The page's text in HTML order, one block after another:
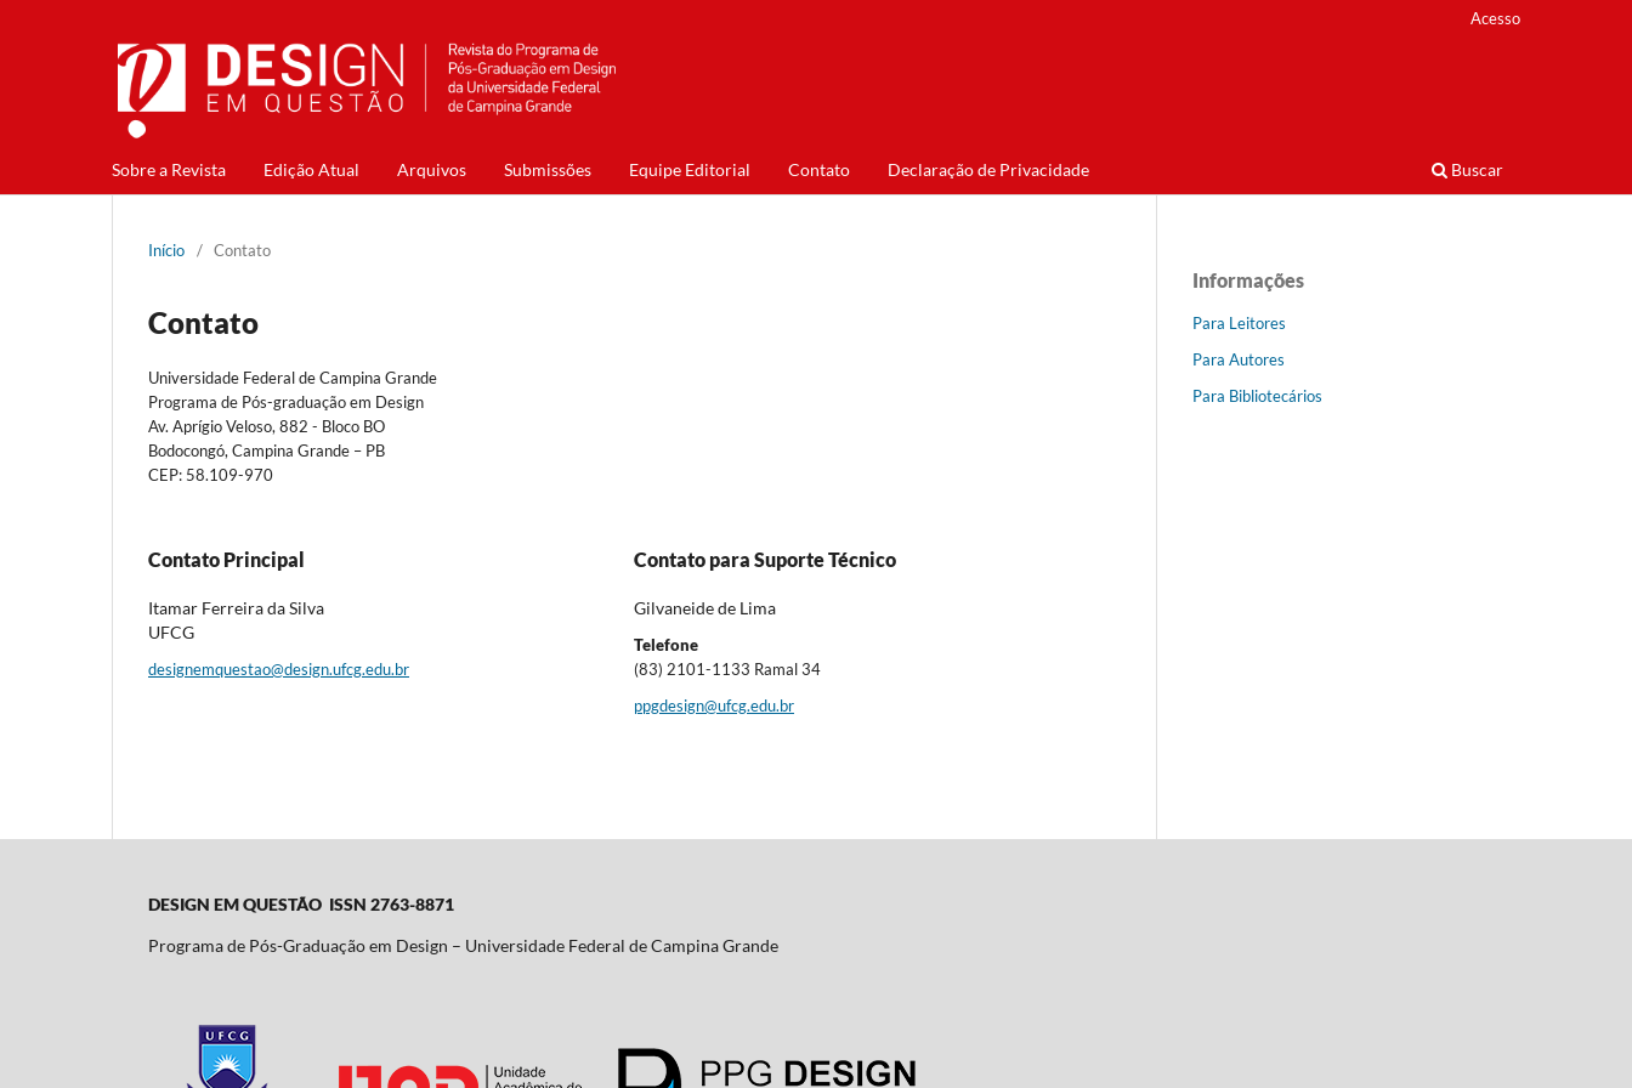
Sobre a Revista Edição Atual Arquivos Submissões Equipe Editorial Contato Declaração de Privacidade Buscar
Acesso
Início / Contato
Contato
Universidade Federal de Campina Grande
Programa de Pós-graduação em Design
Av. Aprígio Veloso, 882 - Bloco BO
Bodocongó, Campina Grande – PB
CEP: 58.109-970
Contato Principal
Itamar Ferreira da Silva
UFCG
designemquestao@design.ufcg.edu.br
Contato para Suporte Técnico
Gilvaneide de Lima
Telefone
(83) 2101-1133 Ramal 34
ppgdesign@ufcg.edu.br
Informações
Para Leitores
Para Autores
Para Bibliotecários
DESIGN EM QUESTÃO ISSN 2763-8871
Programa de Pós-Graduação em Design – Universidade Federal de Campina Grande